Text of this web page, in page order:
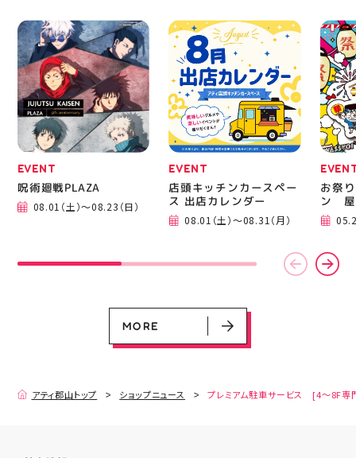
EVENT
EVENT
店頭キッチンカースペース 出店カ
08.01（土）～08.31（月）
EVENT
お祭りBBQビアガーデン 屋上で好
05.21（木）～09.27（日）
CAMPAIGN
ヨドバシカメラ 平日限定1時間駐
CAMPAIGN
プレミアム駐車サービス [4～8F
のクッションシューズに
なっています 人気ラン
ニングシューズの最新作
になります！ ・ 気にな
る方は是非、店頭に足を
運んでください！ スポ
ーツナビゲーター一同、
店頭でお待ちしておりま
す(⁠◍⁠•⁠ᴗ⁠•⁠◍⁠)⁠ ・ #ゼビオ
#アティ郡山 #福島美少
女図鑑 #照山楓香
#ASICS
はプ
から
━━━━
郡山
BBQ
祭り
手ぶ
み #
ィナ
#夏の
EVENT
呪術廻戦PLAZA
08.01（土）～08.23（日）
EVENT
店頭キッチンカースペー
ス 出店カレンダー
08.01（土）～08.31（月）
お祭
ン 屋
MORE
アティ郡山トップ ショップニュース プレミアム駐車サービス [4～8F専